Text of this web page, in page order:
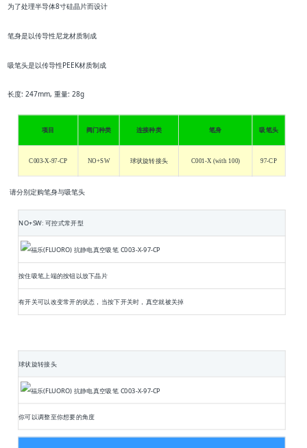
为了处理半导体8寸硅晶片而设计
笔身是以传导性尼龙材质制成
吸笔头是以传导性PEEK材质制成
长度: 247mm, 重量: 28g
项目 阀门种类 连接种类 笔身 吸笔头
C003-X-97-CP NO+SW 球状旋转接头 C001-X (with 100) 97-CP
请分别定购笔身与吸笔头
NO+SW: 可控式常开型
按住吸笔上端的按钮以放下晶片
有开关可以改变常开的状态，当按下开关时，真空就被关掉
球状旋转接头
你可以调整至你想要的角度